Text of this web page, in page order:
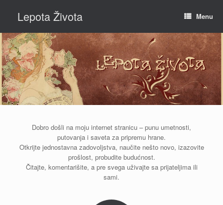
contentLepota Života Menu
Dobro došli na moju internet stranicu – punu umetnosti,
putovanja i saveta za pripremu hrane.
Otkrijte jednostavna zadovoljstva, naučite nešto novo, izazovite
prošlost, probudite budućnost.
Čitajte, komentarišite, a pre svega uživajte sa prijateljima ili
sami.